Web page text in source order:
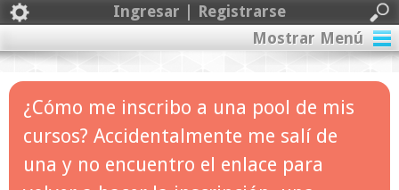
Ingresar | Registrarse
Mostrar Menú
¿Cómo me inscribo a una pool de mis
cursos? Accidentalmente me salí de
una y no encuentro el enlace para